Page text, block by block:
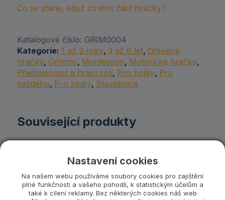
Co se stane, když ztratím část hračky?
Katalogové číslo: GRIM0004
Kategorie: 1 až 3 roky, 3 až 6 let, Dřevěné
hračky, Grimms, Montessori, Motorické hračky,
Představivost a hraní rolí, Pro holky, Pro
každého, Pro kluky, Stavebnice
Související produkty
Nastavení cookies
Na našem webu používáme soubory cookies pro zajištění
plné funkčnosti a vašeho pohodlí, k statistickým účelům a
také k cílení reklamy. Bez některých cookies náš web